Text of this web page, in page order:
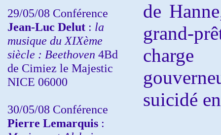
29/05/08 Conférence
Jean-Luc Delut : la
musique du XIXème
siècle : Beethoven 4Bd
de Cimiez le Majestic
NICE 06000
30/05/08 Conférence
Pierre Lemarquis :
de
grand-
suicidé